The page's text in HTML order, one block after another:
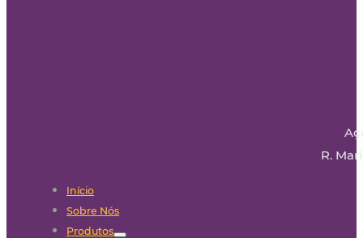
R.
Início
Sobre Nós
Produtos